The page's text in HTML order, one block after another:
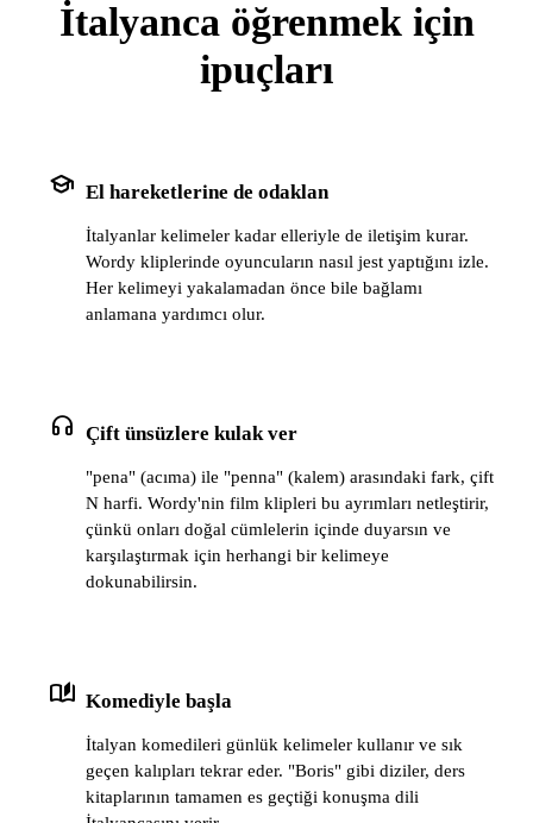
İtalyanca öğrenmek için
ipuçları
school El hareketlerine de odaklan
İtalyanlar kelimeler kadar elleriyle de iletişim kurar.
Wordy kliplerinde oyuncuların nasıl jest yaptığını izle.
Her kelimeyi yakalamadan önce bile bağlamı
anlamana yardımcı olur.
headphones Çift ünsüzlere kulak ver
"pena" (acıma) ile "penna" (kalem) arasındaki fark, çift
N harfi. Wordy'nin film klipleri bu ayrımları netleştirir,
çünkü onları doğal cümlelerin içinde duyarsın ve
karşılaştırmak için herhangi bir kelimeye
dokunabilirsin.
auto_stories Komediyle başla
İtalyan komedileri günlük kelimeler kullanır ve sık
geçen kalıpları tekrar eder. "Boris" gibi diziler, ders
kitaplarının tamamen es geçtiği konuşma dili